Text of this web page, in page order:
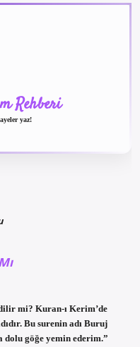
Rehberi
yaz!
mi? Kuran-ı Kerim’de
Bu surenin adı Buruj
dolu göğe yemin ederim.”